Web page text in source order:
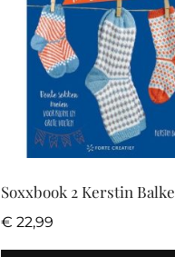
Soxxbook 2 Kerstin Balke
€ 22,99